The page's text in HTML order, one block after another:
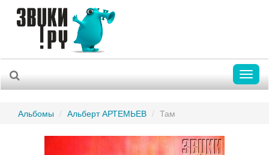
Альбомы Альберт АРТЕМЬЕВ Там